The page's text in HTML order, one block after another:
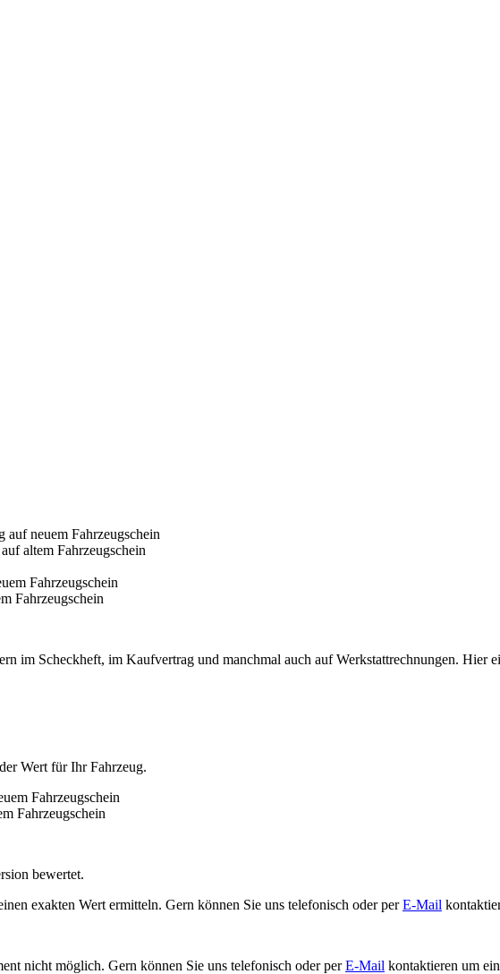
im Scheckheft, im Kaufvertrag und manchmal auch auf Werkstattrechnungen.
Wert für Ihr Fahrzeug.
bewertet.
exakten Wert ermitteln. Gern können Sie uns telefonisch oder perE-Mail
nicht möglich. Gern können Sie uns telefonisch oder perE-Mail kontaktieren um